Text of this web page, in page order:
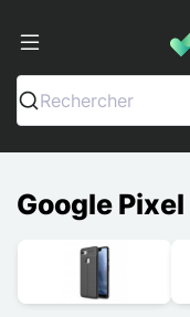
Rechercher
Google Pixel